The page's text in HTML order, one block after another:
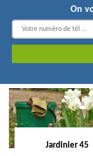
On
Jardinier 45